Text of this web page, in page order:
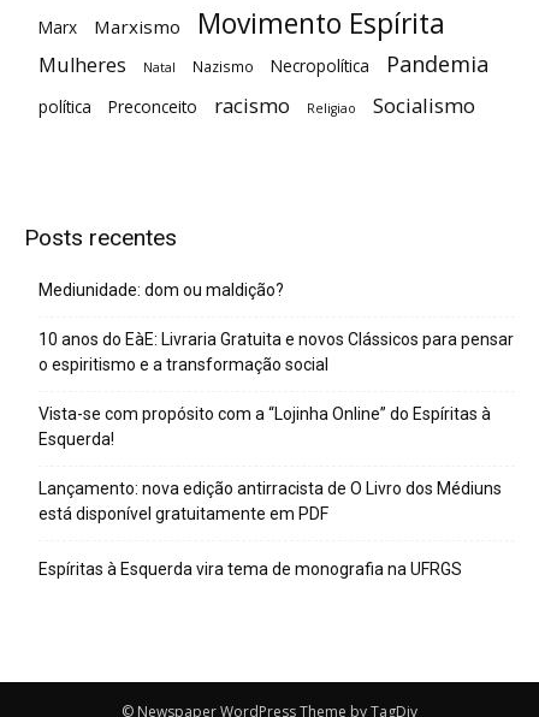
Marx Marxismo Movimento Espírita
Mulheres Natal Nazismo Necropolítica Pandemia
política Preconceito racismo Religiao Socialismo
Posts recentes
Mediunidade: dom ou maldição?
10 anos do EàE: Livraria Gratuita e novos Clássicos para pensar
o espiritismo e a transformação social
Vista-se com propósito com a “Lojinha Online” do Espíritas à
Esquerda!
Lançamento: nova edição antirracista de O Livro dos Médiuns
está disponível gratuitamente em PDF
Espíritas à Esquerda vira tema de monografia na UFRGS
© Newspaper WordPress Theme by TagDiv